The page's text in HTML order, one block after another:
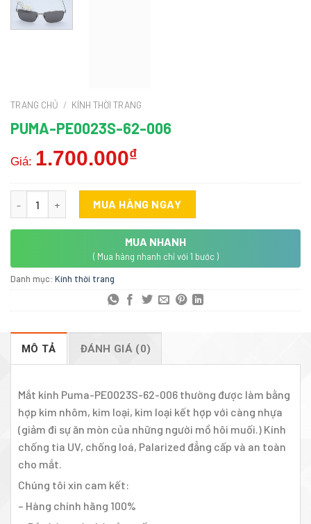
TRANG CHỦ / KÍNH THỜI TRANG
PUMA-PE0023S-62-006
Giá: 1.700.000₫
Puma-PE0023S-62-006 số lượng
MUA HÀNG NGAY
MUA NHANH
( Mua hàng nhanh chỉ với 1 bước )
Danh mục: Kính thời trang
MÔ TẢ ĐÁNH GIÁ (0)
Mắt kính Puma-PE0023S-62-006 thường được làm bằng
hợp kim nhôm, kim loại, kim loại kết hợp với càng nhựa
(giảm đi sự ăn mòn của những người mồ hôi muối.) Kính
chống tia UV, chống loá, Palarized đẳng cấp và an toàn
cho mắt.
Chúng tôi xin cam kết:
– Hàng chính hãng 100%